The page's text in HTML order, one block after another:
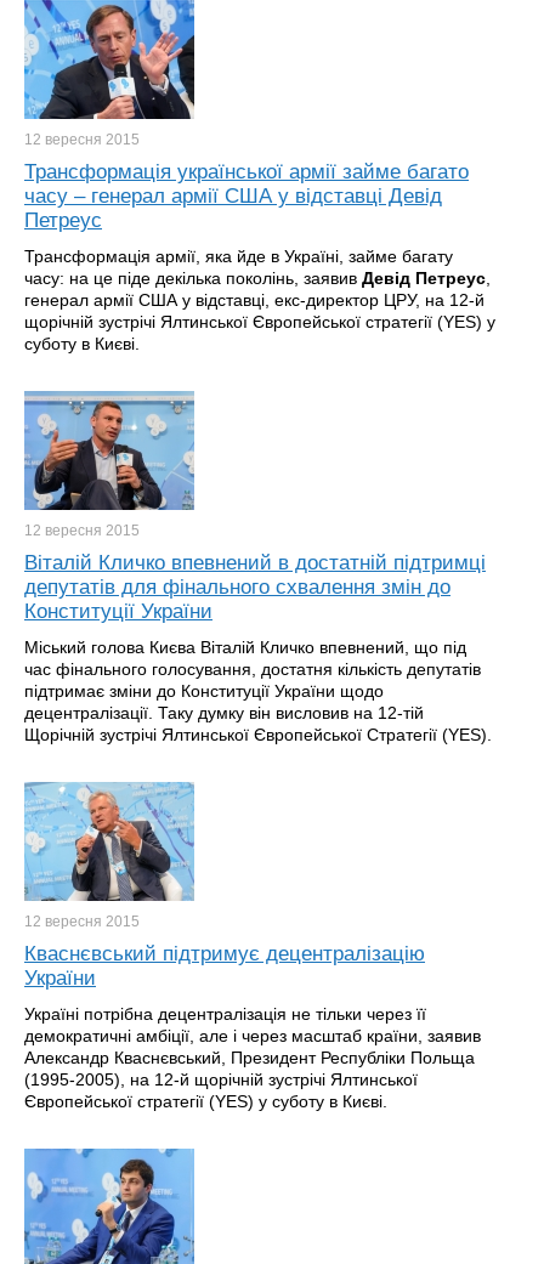
12 вересня 2015
Трансформація української армії займе багато
часу – генерал армії США у відставці Девід
Петреус
Трансформація армії, яка йде в Україні, займе багату
часу: на це піде декілька поколінь, заявив Девід Петреус
генерал армії США у відставці, екс-директор ЦРУ, на 12-й
щорічній зустрічі Ялтинської Європейської стратегії (YES) у
суботу в Києві.
12 вересня 2015
Віталій Кличко впевнений в достатній підтримці
депутатів для фінального схвалення змін до
Конституції України
Міський голова Києва Віталій Кличко впевнений, що під
час фінального голосування, достатня кількість депутатів
підтримає зміни до Конституції України щодо
децентралізації. Таку думку він висловив на 12-тій
Щорічній зустрічі Ялтинської Європейської Стратегії (YES).
12 вересня 2015
Кваснєвський підтримує децентралізацію
України
Україні потрібна децентралізація не тільки через її
демократичні амбіції, але і через масштаб країни, заявив
Александр Кваснєвський, Президент Республіки Польща
(1995-2005), на 12-й щорічній зустрічі Ялтинської
Європейської стратегії (YES) у суботу в Києві.